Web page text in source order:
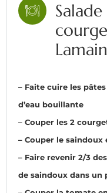
Lamain​
– Faite cuire les
d’eau bouillante
– Couper les 2
– Couper le saindoux
– Faire revenir 2/3
de saindoux dans un